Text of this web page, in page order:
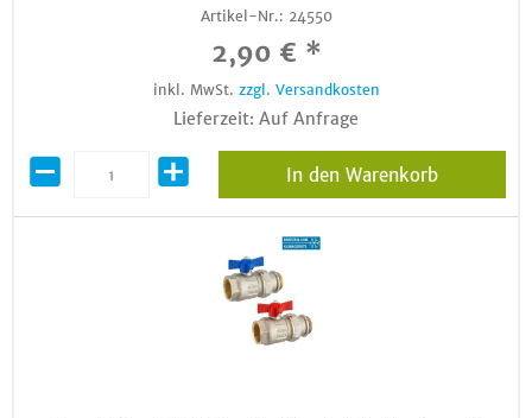
Artikel-Nr.: 24550
2,90 € *
inkl. MwSt. zzgl. Versandkosten
Lieferzeit: Auf Anfrage
In den Warenkorb